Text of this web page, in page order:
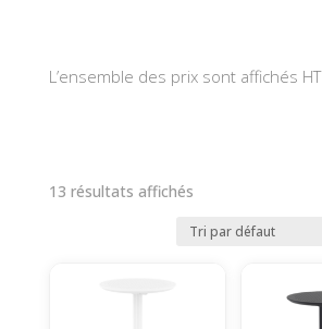
L’ensemble des prix sont affichés HT
13 résultats affichés